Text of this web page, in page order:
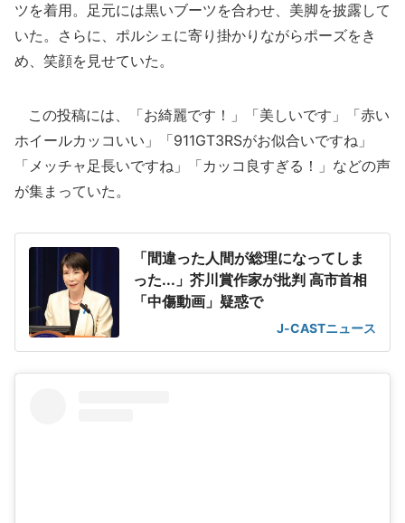
ツを着用。足元には黒いブーツを合わせ、美脚を披露して
いた。さらに、ポルシェに寄り掛かりながらポーズをき
め、笑顔を見せていた。
この投稿には、「お綺麗です！」「美しいです」「赤い
ホイールカッコいい」「911GT3RSがお似合いですね」
「メッチャ足長いですね」「カッコ良すぎる！」などの声
が集まっていた。
「間違った人間が総理になってしま
った...」芥川賞作家が批判 高市首相
「中傷動画」疑惑で
J-CASTニュース